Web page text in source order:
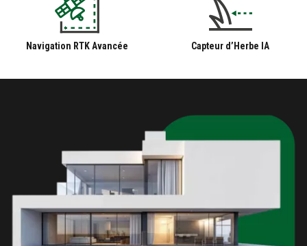
Navigation RTK Avancée Capteur d’Herbe IA